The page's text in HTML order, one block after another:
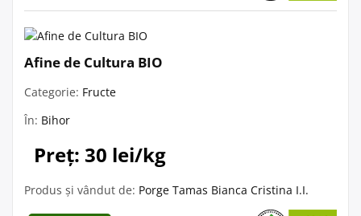
Afine de Cultura BIO
Categorie: Fructe
În: Bihor
Preț: 30 lei/kg
Produs și vândut de: Porge Tamas Bianca Cristina I.I.